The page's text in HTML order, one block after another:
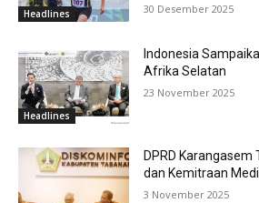
Headlines 30 Desember 2025
Headlines
Indonesia
Afrika Selatan
23 November 2025
DPRD
dan Kemitraan
3 November 2025